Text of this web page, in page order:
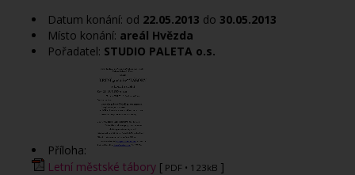
Datum konání: od 22.05.2013 do 30.05.2013
Místo konání: areál Hvězda
Pořadatel: STUDIO PALETA o.s.
Příloha:
Letní městské tábory [ PDF • 123kB ]